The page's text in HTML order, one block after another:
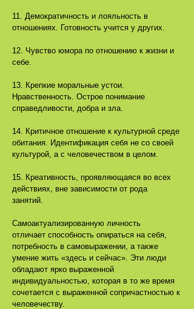
11. Демократичность и лояльность в
отношениях. Готовность учится у других.
12. Чувство юмора по отношению к жизни и
себе.
13. Крепкие моральные устои.
Нравственность. Острое понимание
справедливости, добра и зла.
14. Критичное отношение к культурной среде
обитания. Идентификация себя не со своей
культурой, а с человечеством в целом.
15. Креативность, проявляющаяся во всех
действиях, вне зависимости от рода
занятий.
Самоактуализированную личность
отличает способность опираться на себя,
потребность в самовыражении, а также
умение жить «здесь и сейчас». Эти люди
обладают ярко выраженной
индивидуальностью, которая в то же время
сочетается с выраженной сопричастностью к
человечеству.